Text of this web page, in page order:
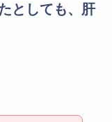
としても、肝